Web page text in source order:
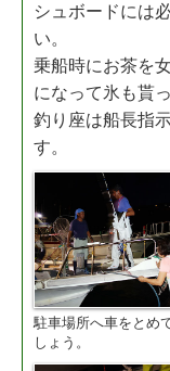
シュボードには
い。
乗船時にお茶を
になって氷も貰
釣り座は船長指
す。
駐車場所へ車をとめ
しょう。